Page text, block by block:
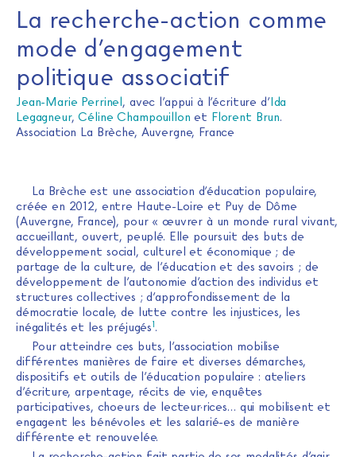
La recherche-action comme
mode d’engagement
politique associatif
Jean-Marie Perrinel, avec l’appui à l’écriture d’Ida
Legagneur,Céline Champouillon et Florent Brun.
Association La Brèche, Auvergne, France
La Brèche est une association d’éducation populaire,
créée en 2012, entre Haute-Loire et Puy de Dôme
(Auvergne, France), pour « œuvrer à un monde rural vivant,
accueillant, ouvert, peuplé. Elle poursuit des buts de
développement social, culturel et économique ; de
partage de la culture, de l’éducation et des savoirs ; de
développement de l’autonomie d’action des individus et
structures collectives ; d’approfondissement de la
démocratie locale, de lutte contre les injustices, les
inégalités et les préjugés1.
Pour atteindre ces buts, l’association mobilise
différentes manières de faire et diverses démarches,
dispositifs et outils de l’éducation populaire : ateliers
d’écriture, arpentage, récits de vie, enquêtes
participatives, choeurs de lecteur·rices… qui mobilisent et
engagent les bénévoles et les salarié-es de manière
différente et renouvelée.